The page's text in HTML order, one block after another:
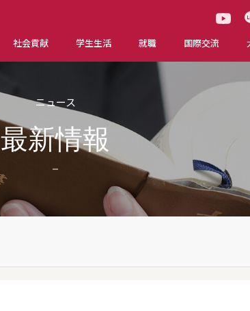
社会貢献 学生生活 就職 国際交流
ニュース
最新情報